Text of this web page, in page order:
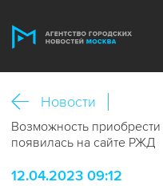
Новости
Возможность
появилась на сайте РЖД
12.04.2023 09:12